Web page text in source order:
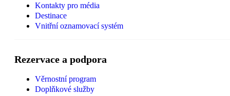
Kontakty pro média
Destinace
Vnitřní oznamovací systém
Rezervace a podpora
Věrnostní program
Doplňkové služby